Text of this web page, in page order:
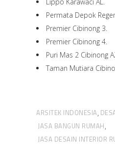
Permata Depok
Premier Cibinong 3.
Premier Cibinong 4.
Puri Mas 2 Cibinong
Taman Mutiara
ARSITEK INDONESIA,
JASA BANGUN RUMAH,
JASA DESAIN INTERIOR